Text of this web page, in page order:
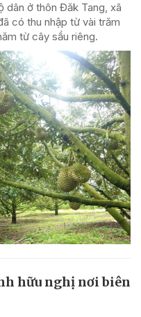
dân ở thôn Đăk Tang, xã
có thu nhập từ vài trăm
từ cây sầu riêng.
hữu nghị nơi biên